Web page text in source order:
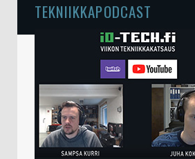
TEKNIIKKAPODCAST